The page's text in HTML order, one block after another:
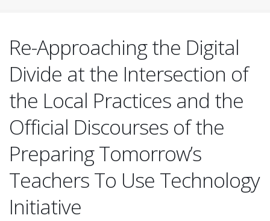
Re-Approaching the Digital
Divide at the Intersection of
the Local Practices and the
Official Discourses of the
Preparing Tomorrow’s
Teachers To Use Technology
Initiative